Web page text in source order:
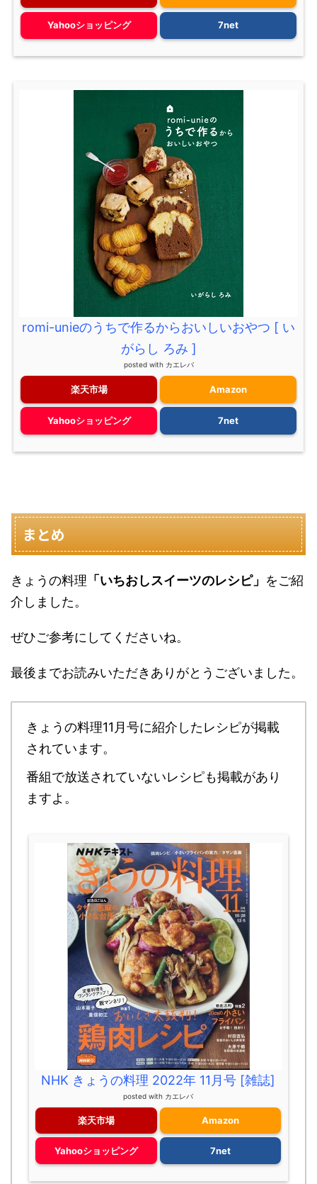
Yahooショッピング 7net
romi-unieのうちで作るからおいしいおやつ [ い
がらし ろみ ]
posted with カエレバ
楽天市場 Amazon
Yahooショッピング 7net
まとめ
きょうの料理 「いちおしスイーツのレシピ」 をご紹
介しました。
ぜひご参考にしてくださいね。
最後までお読みいただきありがとうございました。
きょうの料理11月号に紹介したレシピが掲載
されています。
番組で放送されていないレシピも掲載があり
ますよ。
NHK きょうの料理 2022年 11月号 [雑誌]
posted with カエレバ
楽天市場 Amazon
Yahooショッピング 7net